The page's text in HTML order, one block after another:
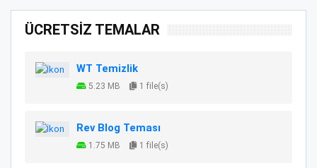
ÜCRETSİZ TEMALAR
WT Temizlik
5.23 MB 1 file(s)
Rev Blog Teması
1.75 MB 1 file(s)